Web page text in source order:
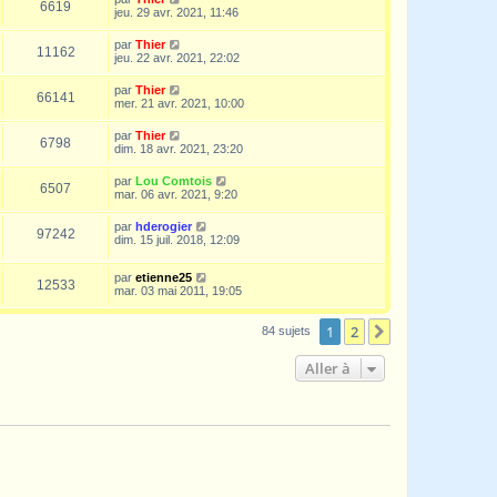
6619
jeu. 29 avr. 2021, 11:46
11162 par Thier
jeu. 22 avr. 2021, 22:02
66141 par Thier
mer. 21 avr. 2021, 10:00
6798 par Thier
dim. 18 avr. 2021, 23:20
6507 par Lou Comtois
mar. 06 avr. 2021, 9:20
97242 par hderogier
dim. 15 juil. 2018, 12:09
12533 par etienne25
mar. 03 mai 2011, 19:05
84 sujets 1 2
Aller à